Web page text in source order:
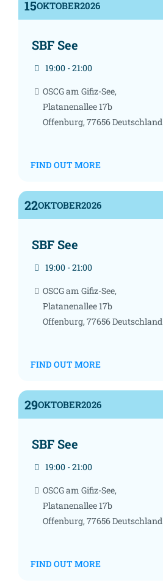
15OKTOBER2026
SBF See
19:00 - 21:00
OSCG am Gifiz-See,
Platanenallee 17b
Offenburg, 77656Deutschland
FIND OUT MORE
22OKTOBER2026
SBF See
19:00 - 21:00
OSCG am Gifiz-See,
Platanenallee 17b
Offenburg, 77656Deutschland
FIND OUT MORE
29OKTOBER2026
SBF See
19:00 - 21:00
OSCG am Gifiz-See,
Platanenallee 17b
Offenburg, 77656Deutschland
FIND OUT MORE